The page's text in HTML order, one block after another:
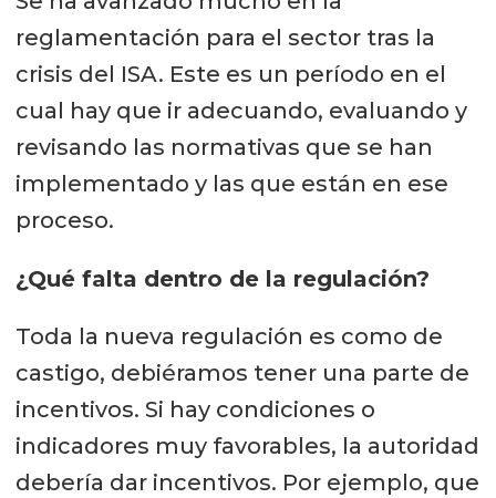
reglamentación para el sector tras la
crisis del ISA. Este es un período en el
cual hay que ir adecuando, evaluando y
revisando las normativas que se han
implementado y las que están en ese
proceso.
¿Qué falta dentro de la regulación?
Toda la nueva regulación es como de
castigo, debiéramos tener una parte de
incentivos. Si hay condiciones o
indicadores muy favorables, la autoridad
debería dar incentivos. Por ejemplo, que